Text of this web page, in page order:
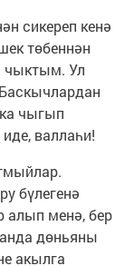
сикереп кенә
төбеннән
чыктым. Ул
чыгып
валлаһи!
бүлегенә
алып менә, бер
дөньяны
акылга